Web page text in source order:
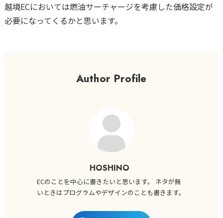
越境ECにおいては燃油サーチャージを考慮した価格設定が
必要になってくるかと思います。
Author Profile
HOSHINO
ECのことを中心に書きたいと思います。 ネタが無
いときはプログラムやデザインのことも書きます。